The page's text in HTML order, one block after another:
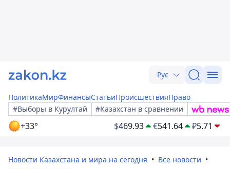
Рус
ПолитикаМирФинансыСтатьиПроисшествияПраво
#Выборы в Курултай
#Казахстан в сравнении
+33° $469.93 €541.64 ₽5.71
Новости Казахстана и мира на сегодня
Все новости